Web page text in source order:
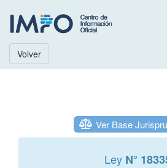
Volver
Ver Base
Ley N°